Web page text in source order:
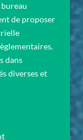
de proposer
dans
diverses et